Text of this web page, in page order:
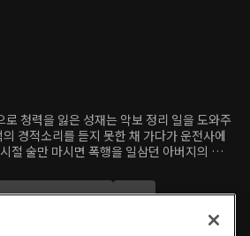
로 청력을 잃은 성재는 악보 정리 일을 도와주
경적소리를 듣지 못한 채 가다가 운전사에
절 술만 마시면 폭행을 일삼던 아버지의 모
눌렀던 감정을 분출하기 시작하는데…